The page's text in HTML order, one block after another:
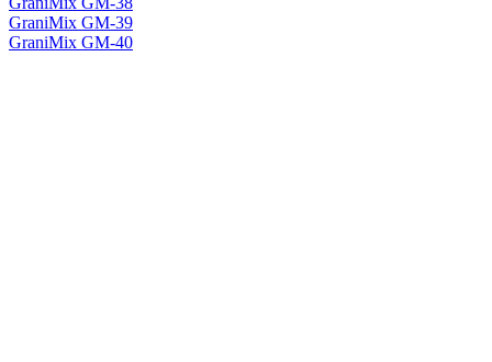
GraniMix GM-39
GraniMix GM-40